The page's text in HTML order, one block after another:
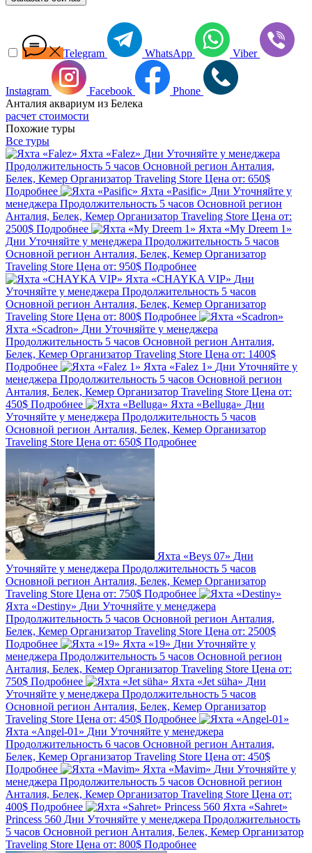
Telegram WhatsApp Viber
Instagram Facebook
Phone
Анталия аквариум из Белека
расчет стоимости
Похожие туры
Все туры
Яхта «Falez» Дни Уточняйте у менеджера
Продолжительность 5 часов Основной регион Анталия,
Белек, Кемер Организатор Traveling Store Цена от: 650$
Подробнее
Яхта «Pasific» Дни Уточняйте у
менеджера Продолжительность 5 часов Основной регион
Анталия, Белек, Кемер Организатор Traveling Store Цена от:
2500$ Подробнее
Яхта «My Dreem 1»
Дни Уточняйте у менеджера Продолжительность 5 часов
Основной регион Анталия, Белек, Кемер Организатор
Traveling Store Цена от: 950$ Подробнее
Яхта «CHAYKA VIP» Дни
Уточняйте у менеджера Продолжительность 5 часов
Основной регион Анталия, Белек, Кемер Организатор
Traveling Store Цена от: 800$ Подробнее
Яхта «Scadron» Дни Уточняйте у менеджера
Продолжительность 5 часов Основной регион Анталия,
Белек, Кемер Организатор Traveling Store Цена от: 1400$
Подробнее
Яхта «Falez 1» Дни Уточняйте у
менеджера Продолжительность 5 часов Основной регион
Анталия, Белек, Кемер Организатор Traveling Store Цена от:
450$ Подробнее Яхта «Belluga» Дни
Уточняйте у менеджера Продолжительность 5 часов
Основной регион Анталия, Белек, Кемер Организатор
Traveling Store Цена от: 650$ Подробнее
Яхта «Beys 07» Дни
Уточняйте у менеджера Продолжительность 5 часов
Основной регион Анталия, Белек, Кемер Организатор
Traveling Store Цена от: 750$ Подробнее
Яхта «Destiny» Дни Уточняйте у менеджера
Продолжительность 5 часов Основной регион Анталия,
Белек, Кемер Организатор Traveling Store Цена от: 2500$
Подробнее
Яхта «19» Дни Уточняйте у
менеджера Продолжительность 5 часов Основной регион
Анталия, Белек, Кемер Организатор Traveling Store Цена от:
750$ Подробнее Яхта «Jet süha» Дни
Уточняйте у менеджера Продолжительность 5 часов
Основной регион Анталия, Белек, Кемер Организатор
Traveling Store Цена от: 450$ Подробнее
Яхта «Angel-01» Дни Уточняйте у менеджера
Продолжительность 6 часов Основной регион Анталия,
Белек, Кемер Организатор Traveling Store Цена от: 450$
Подробнее
Яхта «Mavim» Дни Уточняйте у
менеджера Продолжительность 5 часов Основной регион
Анталия, Белек, Кемер Организатор Traveling Store Цена от:
400$ Подробнее
Яхта «Sahret»
Princess 560 Дни Уточняйте у менеджера Продолжительность
5 часов Основной регион Анталия, Белек, Кемер Организатор
Traveling Store Цена от: 800$ Подробнее